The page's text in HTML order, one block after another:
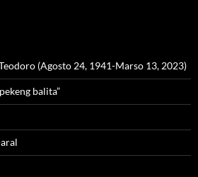
(Agosto 24, 1941-Marso 13, 2023)
balita”